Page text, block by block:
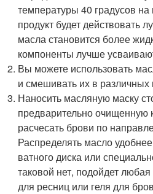
температуры 40 градусов
продукт будет действовать
масла становится более
компоненты лучше
Вы можете использовать
и смешивать их в различных
Наносить масляную маску
предварительно очищенную
расчесать брови по
Распределять масло
ватного диска или
таковой нет, подойдет
для ресниц или геля для